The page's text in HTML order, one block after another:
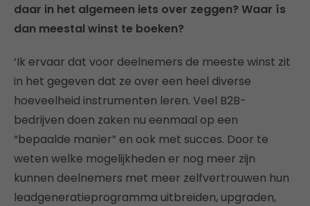
daar in het algemeen iets over zeggen? Waar ís
dan meestal winst te boeken?
‘Ik ervaar dat voor deelnemers de meeste winst zit
in het gegeven dat ze over een heel diverse
hoeveelheid instrumenten leren. Veel B2B-
bedrijven doen zaken nu eenmaal op een
“bepaalde manier” en ook met succes. Door te
weten welke mogelijkheden er nog meer zijn
kunnen deelnemers met meer zelfvertrouwen hun
leadgeneratieprogramma uitbreiden, upgraden,